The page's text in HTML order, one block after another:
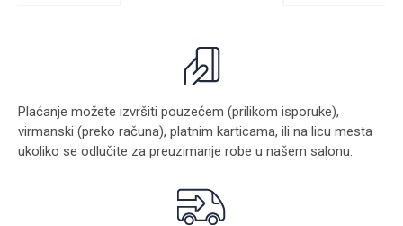
Plaćanje možete izvršiti pouzećem (prilikom isporuke),
virmanski (preko računa), platnim karticama, ili na licu mesta
ukoliko se odlučite za preuzimanje robe u našem salonu.